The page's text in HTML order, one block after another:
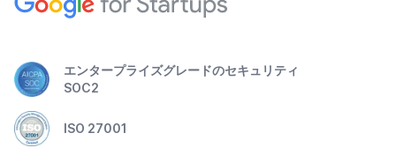
エンタープライズグレードのセキュリティ
SOC2
ISO 27001